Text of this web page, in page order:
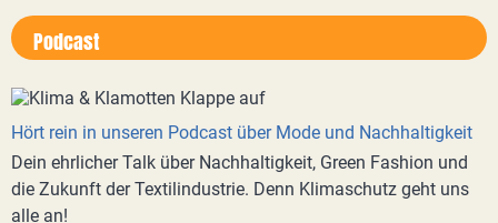
Podcast
Hört rein in unseren Podcast über Mode und Nachhaltigkeit
Dein ehrlicher Talk über Nachhaltigkeit, Green Fashion und
die Zukunft der Textilindustrie. Denn Klimaschutz geht uns
alle an!